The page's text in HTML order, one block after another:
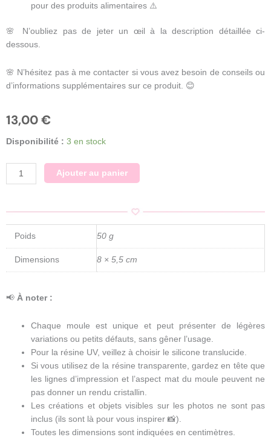
pour des produits alimentaires ⚠️
🌸 N’oubliez pas de jeter un œil à la description détaillée ci-
dessous.
🌸 N’hésitez pas à me contacter si vous avez besoin de conseils ou
d’informations supplémentaires sur ce produit. 😊
13,00€
Disponibilité : 3 en stock
quantité
sur
commande
Ajouter au panier
Poids 50 g
Dimensions 8 × 5,5 cm
📢 À noter :
Chaque moule est unique et peut présenter de légères
variations ou petits défauts, sans gêner l’usage.
Pour la résine UV, veillez à choisir le silicone translucide.
Si vous utilisez de la résine transparente, gardez en tête que
les lignes d’impression et l’aspect mat du moule peuvent ne
pas donner un rendu cristallin.
Les créations et objets visibles sur les photos ne sont pas
inclus (ils sont là pour vous inspirer 📸).
Toutes les dimensions sont indiquées en centimètres.